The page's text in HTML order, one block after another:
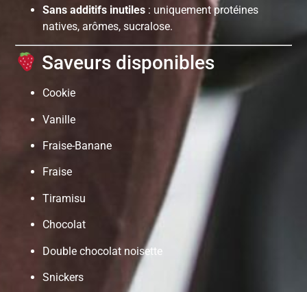
Sans additifs inutiles : uniquement protéines
natives, arômes, sucralose.
Saveurs disponibles
Cookie
Vanille
Fraise-Banane
Fraise
Tiramisu
Chocolat
Double chocolat noisette
Snickers